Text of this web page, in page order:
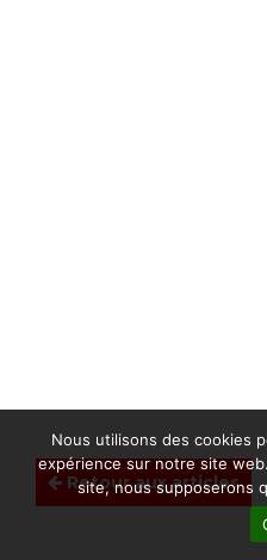
Retour aux articles
Nous utilisons des cookies
expérience sur notre site
site, nous supposerons